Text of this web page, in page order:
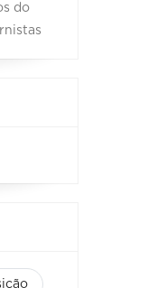
do